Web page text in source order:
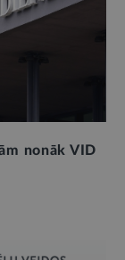
nonāk VID